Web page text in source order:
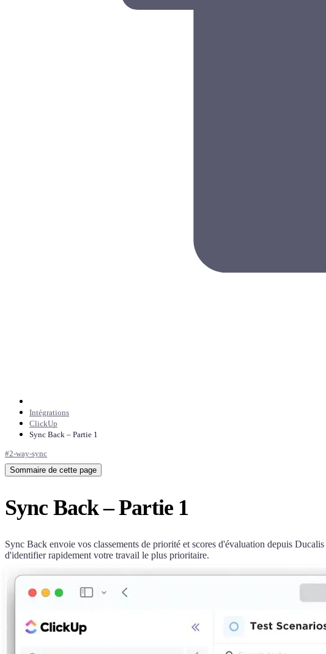
Intégrations
ClickUp
Sync Back – Partie 1
#2-way-sync
Sommaire de cette page
Sync Back – Partie 1
Sync Back envoie vos classements de priorité et scores d'évaluation depuis Ducalis
d'identifier rapidement votre travail le plus prioritaire.